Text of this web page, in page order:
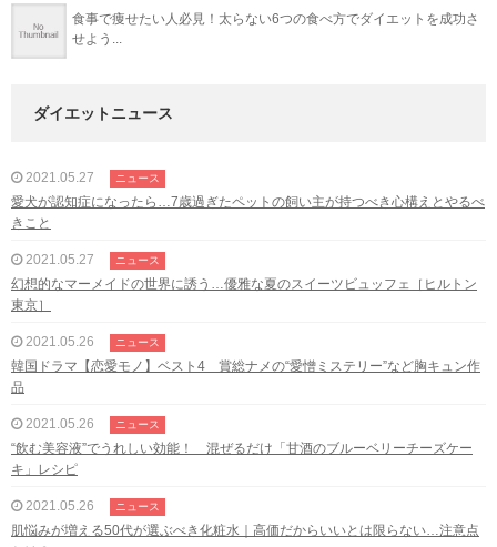
食事で痩せたい人必見！太らない6つの食べ方でダイエットを成功さ
せよう...
ダイエットニュース
2021.05.27 ニュース
愛犬が認知症になったら…7歳過ぎたペットの飼い主が持つべき心構えとやるべ
きこと
2021.05.27 ニュース
幻想的なマーメイドの世界に誘う…優雅な夏のスイーツビュッフェ［ヒルトン
東京］
2021.05.26 ニュース
韓国ドラマ【恋愛モノ】ベスト4 賞総ナメの“愛憎ミステリー”など胸キュン作
品
2021.05.26 ニュース
“飲む美容液”でうれしい効能！ 混ぜるだけ「甘酒のブルーベリーチーズケー
キ」レシピ
2021.05.26 ニュース
肌悩みが増える50代が選ぶべき化粧水｜高価だからいいとは限らない…注意点